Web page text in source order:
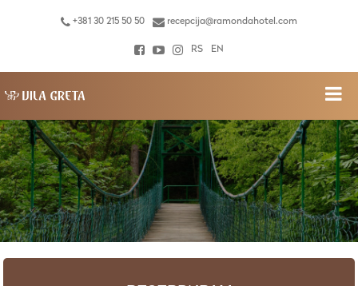
+381 30 215 50 50 recepcija@ramondahotel.com
RS EN